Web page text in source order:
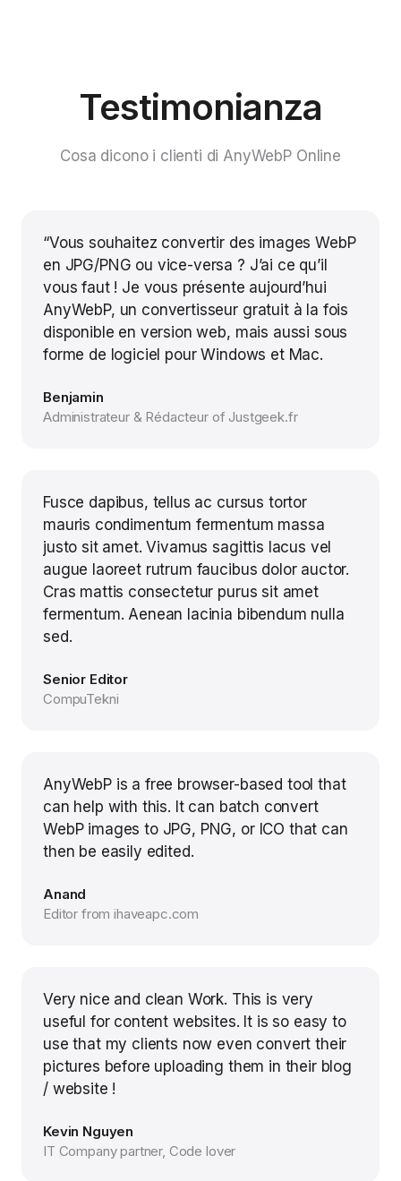
Testimonianza
Cosa dicono i clienti di AnyWebP Online
“Vous souhaitez convertir des images WebP
en JPG/PNG ou vice-versa ? J’ai ce qu’il
vous faut ! Je vous présente aujourd’hui
AnyWebP, un convertisseur gratuit à la fois
disponible en version web, mais aussi sous
forme de logiciel pour Windows et Mac.
Benjamin
Administrateur & Rédacteur of Justgeek.fr
Fusce dapibus, tellus ac cursus tortor
mauris condimentum fermentum massa
justo sit amet. Vivamus sagittis lacus vel
augue laoreet rutrum faucibus dolor auctor.
Cras mattis consectetur purus sit amet
fermentum. Aenean lacinia bibendum nulla
sed.
Senior Editor
CompuTekni
AnyWebP is a free browser-based tool that
can help with this. It can batch convert
WebP images to JPG, PNG, or ICO that can
then be easily edited.
Anand
Editor from ihaveapc.com
Very nice and clean Work. This is very
useful for content websites. It is so easy to
use that my clients now even convert their
pictures before uploading them in their blog
/ website !
Kevin Nguyen
IT Company partner, Code lover